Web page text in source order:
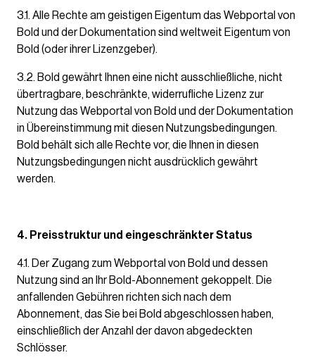
3.1. Alle Rechte am geistigen Eigentum das Webportal von
Bold und der Dokumentation sind weltweit Eigentum von
Bold (oder ihrer Lizenzgeber).
3.2. Bold gewährt Ihnen eine nicht ausschließliche, nicht
übertragbare, beschränkte, widerrufliche Lizenz zur
Nutzung das Webportal von Bold und der Dokumentation
in Übereinstimmung mit diesen Nutzungsbedingungen.
Bold behält sich alle Rechte vor, die Ihnen in diesen
Nutzungsbedingungen nicht ausdrücklich gewährt
werden.
4. Preisstruktur und eingeschränkter Status
4.1. Der Zugang zum Webportal von Bold und dessen
Nutzung sind an Ihr Bold-Abonnement gekoppelt. Die
anfallenden Gebühren richten sich nach dem
Abonnement, das Sie bei Bold abgeschlossen haben,
einschließlich der Anzahl der davon abgedeckten
Schlösser.